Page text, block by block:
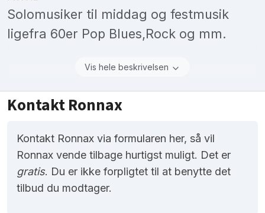
Solomusiker til middag og festmusik
ligefra 60er Pop Blues,Rock og mm.
Vis hele beskrivelsen
Kontakt Ronnax
Kontakt Ronnax via formularen her, så vil
Ronnax vende tilbage hurtigst muligt. Det er
gratis. Du er ikke forpligtet til at benytte det
tilbud du modtager.